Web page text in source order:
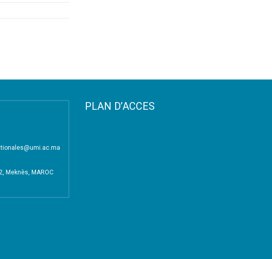
Meknès, MAROC
PLAN D’ACCES